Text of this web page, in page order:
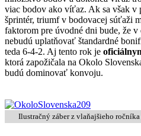
viac bodov ako víťaz. Ak sa však v
šprintér, triumf v bodovacej súťaži
faktorom pre úvodné dni bude, že
nebudú uplatňovať štandardné
teda 6-4-2. Aj tento rok je
ktorá zapožičala na Okolo
budú dominovať konvoju.
Ilustračný záber z vlaňajšieho